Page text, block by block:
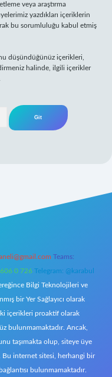
veya araştırma
yazdıkları içeriklerin
bu sorumluluğu kabul etmiş
düşündüğünüz içerikleri,
halinde, ilgili içerikler
Teams:
0 726 Telegram: @karabul
Bilgi Teknolojileri ve
bir Yer Sağlayıcı olarak
içerikleri proaktif olarak
bulunmamaktadır. Ancak,
taşımakta olup, siteye üye
Bu internet sitesi, herhangi bir
bulunmamaktadır.